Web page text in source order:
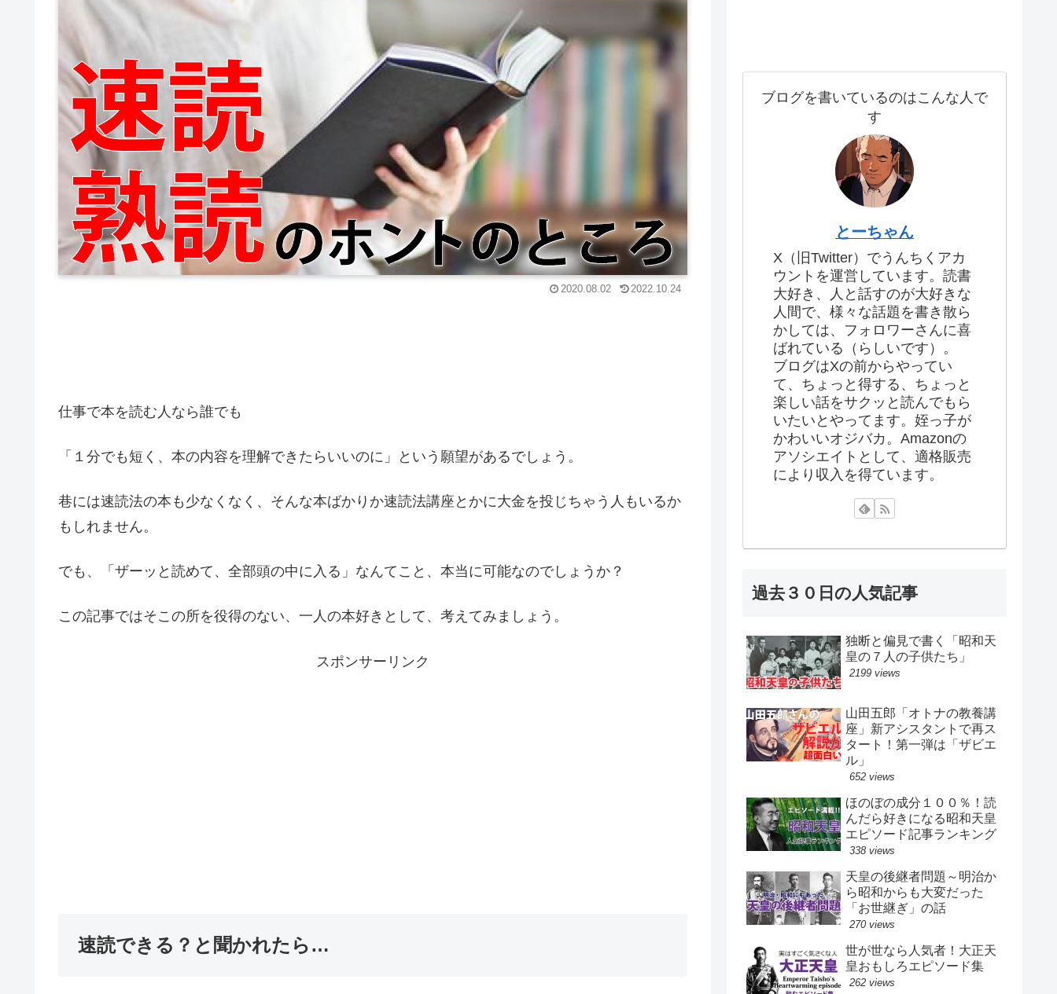
2020.08.02 2022.10.24
仕事で本を読む人なら誰でも
「１分でも短く、本の内容を理解できたらいいのに」という願望があるでしょう。
巷には速読法の本も少なくなく、そんな本ばかりか速読法講座とかに大金を投じちゃう人もいるか
もしれません。
でも、「ザーッと読めて、全部頭の中に入る」なんてこと、本当に可能なのでしょうか？
この記事ではそこの所を役得のない、一人の本好きとして、考えてみましょう。
スポンサーリンク
速読できる？と聞かれたら…
ブログを書いているのはこんな人で
す
とーちゃん
X（旧Twitter）でうんちくアカ
ウントを運営しています。読書
大好き、人と話すのが大好きな
人間で、様々な話題を書き散ら
かしては、フォロワーさんに喜
ばれている（らしいです）。
ブログはXの前からやってい
て、ちょっと得する、ちょっと
楽しい話をサクッと読んでもら
いたいとやってます。姪っ子が
かわいいオジバカ。Amazonの
アソシエイトとして、適格販売
により収入を得ています。
過去３０日の人気記事
独断と偏見で書く「昭和天
皇の７人の子供たち」
2199 views
山田五郎「オトナの教養講
座」新アシスタントで再ス
タート！第一弾は「ザビエ
ル」
652 views
ほのぼの成分１００％！読
んだら好きになる昭和天皇
エピソード記事ランキング
338 views
天皇の後継者問題～明治か
ら昭和からも大変だった
「お世継ぎ」の話
270 views
世が世なら人気者！大正天
皇おもしろエピソード集
262 views